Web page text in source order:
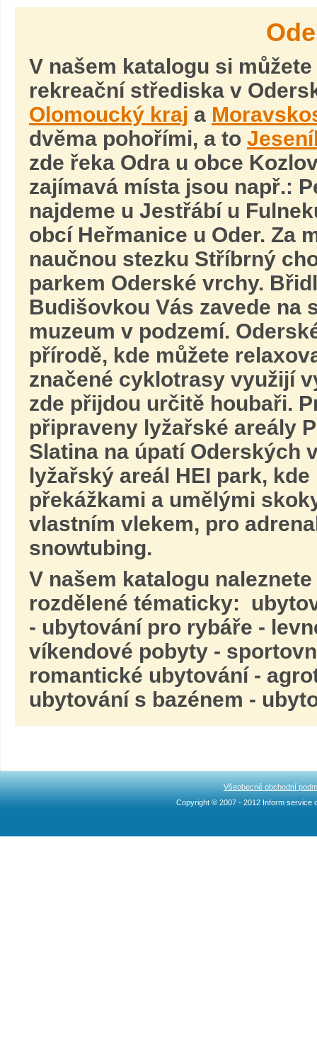
V našem katalogu si
rekreační střediska v
Olomoucký kraj a
dvěma pohořími, a to
zde řeka Odra u obce
zajímavá místa jsou např.:
najdeme u Jestřábí u
obcí Heřmanice u Oder. Za
naučnou stezku Stříbrný
parkem Oderské vrchy.
Budišovkou Vás zavede na
muzeum v podzemí.
přírodě, kde můžete
značené cyklotrasy využijí
zde přijdou určitě houbaři.
připraveny lyžařské areály
Slatina na úpatí Oderských
lyžařský areál HEI park,
překážkami a umělými
vlastním vlekem, pro
snowtubing.
V našem katalogu
rozdělené tématicky:
- ubytování pro rybáře -
víkendové pobyty -
romantické ubytování -
ubytování s bazénem -
Všeobecné obchodní
Copyright © 2007 - 2012 Inform service